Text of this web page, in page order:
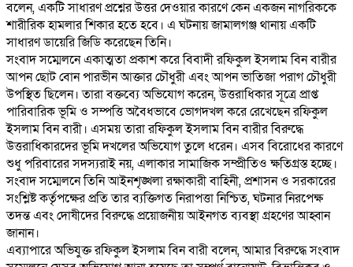
বলেন, একটি সাধারণ প্রশ্নের উত্তর দেওয়ার কারণে কেন একজন নাগরিককে
শারীরিক হামলার শিকার হতে হবে। এ ঘটনায় জামালগঞ্জ থানায় একটি
সাধারণ ডায়েরি জিডি করেছেন তিনি।
‎সংবাদ সম্মেলনে একাত্মতা প্রকাশ করে বিবাদী রফিকুল ইসলাম বিন বারীর
আপন ছোট বোন পারভীন আক্তার চৌধুরী এবং আপন ভাতিজা পরাগ চৌধুরী
উপস্থিত ছিলেন। তারা বক্তব্যে অভিযোগ করেন, উত্তরাধিকার সূত্রে প্রাপ্ত
পারিবারিক ভূমি ও সম্পত্তি অবৈধভাবে ভোগদখল করে রেখেছেন রফিকুল
ইসলাম বিন বারী। এসময় তারা রফিকুল ইসলাম বিন বারীর বিরুদ্ধে
উত্তরাধিকারদের ভূমি দখলের অভিযোগ তুলে ধরেন। এসব বিরোধের কারণে
শুধু পরিবারের সদস্যরাই নয়, এলাকার সামাজিক সম্প্রীতিও ক্ষতিগ্রস্ত হচ্ছে।
‎সংবাদ সম্মেলনে তিনি আইনশৃঙ্খলা রক্ষাকারী বাহিনী, প্রশাসন ও সরকারের
সংশ্লিষ্ট কর্তৃপক্ষের প্রতি তার ব্যক্তিগত নিরাপত্তা নিশ্চিত, ঘটনার নিরপেক্ষ
তদন্ত এবং দোষীদের বিরুদ্ধে প্রয়োজনীয় আইনগত ব্যবস্থা গ্রহণের আহ্বান
জানান।
‎এব্যাপারে অভিযুক্ত রফিকুল ইসলাম বিন বারী বলেন, আমার বিরুদ্ধে সংবাদ